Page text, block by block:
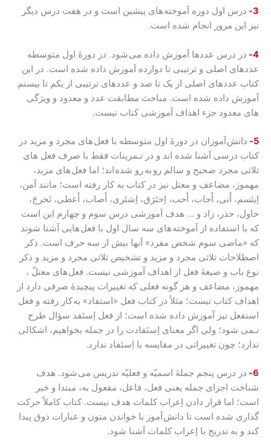
3-
درس اول دوره آموخته های پیشین است و در هفت درس دیگر
نیز این مرور انجام شده است.
4-
در درس عددها آموزش داده می شود. در دورۀ اول متوسطه
عددهای اصلی و ترتیبی تا دوازده آموزش داده شده است. در این
کتاب عددهای اصلی از یک تا صد و عددهای ترتیبی از یکم تا بیستم
آموزش داده شده است. مباحث مطابقت عدد و معدود و ویژگی
های معدود جزء اهداف آموزشی کتاب نیست.
5-
دانش آموزان در دورۀ اول متوسطه با فعل های مجرد و مزید در
کتاب درسی آشنا شده اند و در تـمرینات فقط با صرف فعل های
ثلاثی مجرد صحیح و سالم رو به رو شده اند؛ اما فعل های مزید،
مهموز، مضاعف و معتل نیز در کتاب به کار رفته است؛ مانند آمن،
اِبتَسم، أَتی، أَجاب، أَحب، اِحتَرَق، اِشتَری، أَصاب، أَعطی، تَخرجَ،
حاول، حذر، زاد و … هدف آموزشی درس سوم و چهارم این است
که با استفاده از آموخته های سه سال اول با فعل هایی آشنا شوند
که «ماضی سوم شخص مفرد» آنها بیش از سه حرف است. ذکر
اصطلاحات ثلاثی مجرد و مزید و تشخیص ثلاثی مجرد و مزید و ذکر
نوع باب و صیغۀ فعل از اهداف آموزشی نیست. فعل های معتلّ ،
مهموز، مضاعف و هر گونه فعلی که تغییرات پیچیدۀ صرفی دارد از
اهداف کتاب نیست؛ مثلاً در کتاب فعل «استفاد» به کار رفته و فعل
استفعل نیز آموزش داده شده است؛ از فعل اِستَفد سؤال طرح
نـمی شود؛ ولی اگر معنای اِستَفادت را در جمله بخواهیم، اشکالی
ندارد؛ چون تغییراتی در مقایسه با اِستَفاد ندارد.
6-
در درس پنجم جملۀ اسمیّه و فعلیّه تدریس می شود. هدف
شناخت اجزای جمله یعنی فعل، فاعل، مفعول به، مبتدا و خبر
است؛ اما قرار دادن اِعراب کلمات هدف نیست. کتاب کاملاً حرکت
گذاری شده است تا دانش آموز با خواندن متون و عبارات ذوق پیدا
کند و به تدریج با اِعراب کلمات آشنا شود.